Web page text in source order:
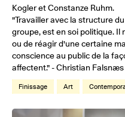
Kogler et Constanze Ruhm.
"Travailler avec la structure
groupe, est en soi politique.
ou de réagir d'une certaine
conscience au public de la
affectent." - Christian Falsnæs
Finissage Art